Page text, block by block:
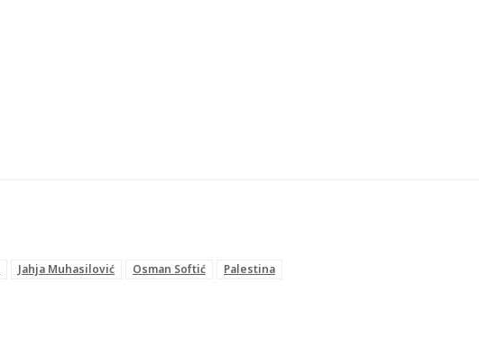
Jahja Muhasilović Osman Softić Palestina